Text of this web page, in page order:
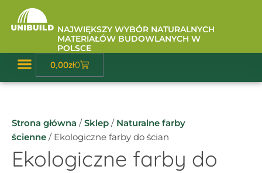
Przejdź
NAJWIĘKSZY WYBÓR NATURALNYCH
MATERIAŁÓW BUDOWLANYCH W
POLSCE
0,00zł0
Wózek
Strona główna /Sklep / Naturalne farby
ścienne / Ekologiczne farby do ścian
Ekologiczne farby do